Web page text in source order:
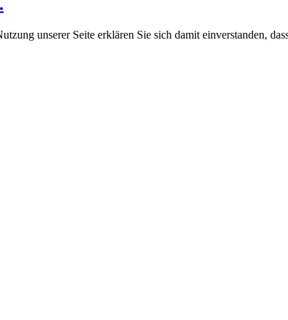
unserer Seite erklären Sie sich damit einverstanden,